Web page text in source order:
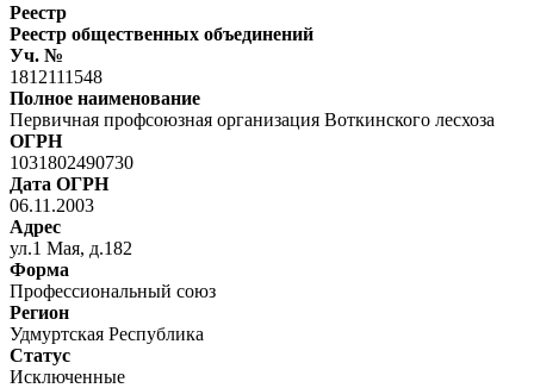
Реестр
Реестр общественных объединений
Уч. №
1812111548
Полное наименование
Первичная профсоюзная организация Воткинского лесхоза
ОГРН
1031802490730
Дата ОГРН
06.11.2003
Адрес
ул.1 Мая, д.182
Форма
Профессиональный союз
Регион
Удмуртская Республика
Статус
Исключенные